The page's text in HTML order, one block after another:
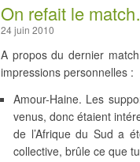
On refait le
24 juin 2010
A propos du dernier
impressions personnelles :
Amour-Haine. Les
venus, donc étaient
de l’Afrique du Sud a
collective, brûle ce que